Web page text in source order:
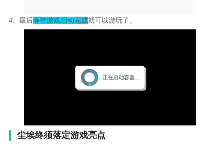
4、最后等待游戏启动完成就可以游玩了。
尘埃终须落定游戏亮点